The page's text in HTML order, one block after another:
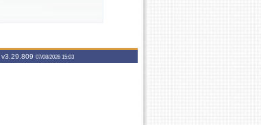
v3.29.809 07/08/2026 15:03